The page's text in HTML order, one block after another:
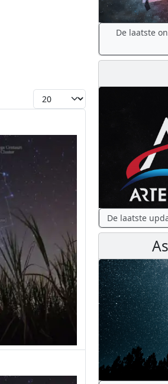
Toon #
De laatste
De laatste